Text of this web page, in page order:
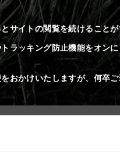
サイトの閲覧を続けることが
ラッキング防止機能をオン
おかけいたしますが、何卒